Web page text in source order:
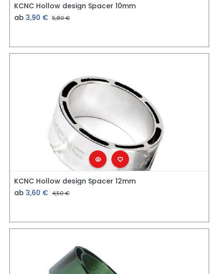
KCNC Hollow design Spacer 10mm
ab 3,90 € 5,80€
KCNC Hollow design Spacer 12mm
ab 3,60 € 4,50€